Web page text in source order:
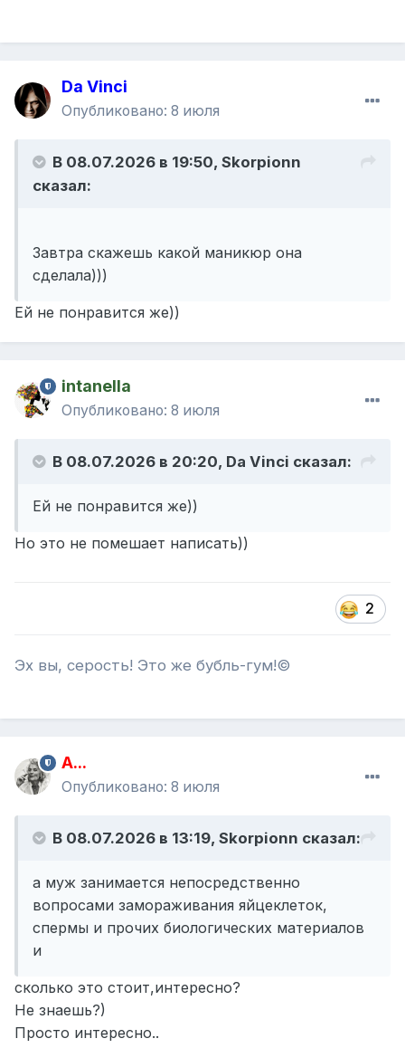
Da Vinci
Опубликовано: 8 июля
В 08.07.2026 в 19:50, Skorpionn
сказал:
Завтра скажешь какой маникюр она
сделала)))
Ей не понравится же))
intanella
Опубликовано: 8 июля
В 08.07.2026 в 20:20, Da Vinci сказал:
Ей не понравится же))
Но это не помешает написать))
2
Эх вы, серость! Это же бубль-гум!©
A...
Опубликовано: 8 июля
В 08.07.2026 в 13:19, Skorpionn сказал:
а муж занимается непосредственно
вопросами замораживания яйцеклеток,
спермы и прочих биологических материалов
и
сколько это стоит,интересно?
Не знаешь?)
Просто интересно..